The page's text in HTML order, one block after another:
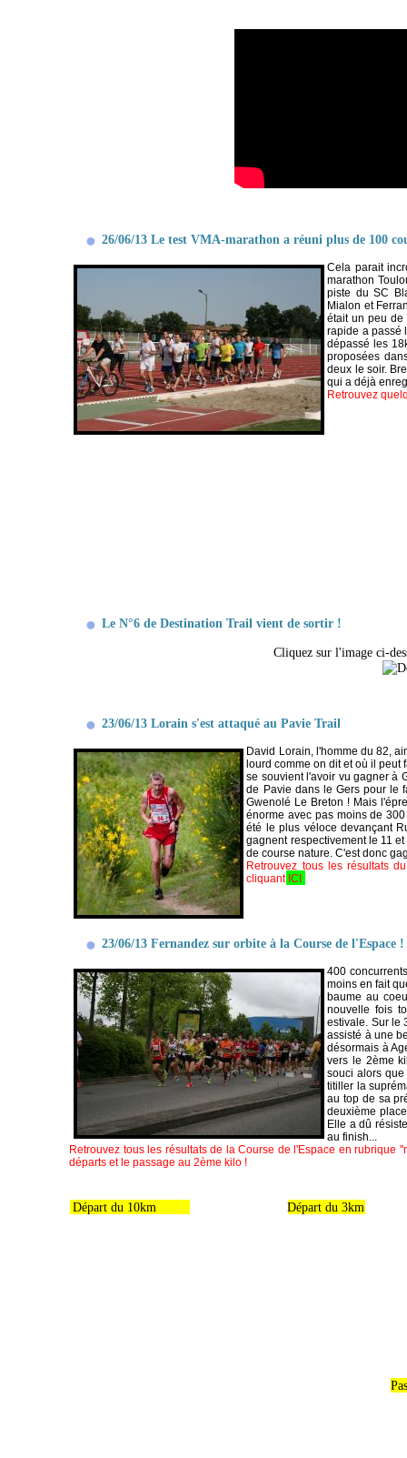
26/06/13 Le test VMA-marathon a réuni plus de 100
Cela parait
marathon
piste du SC
Mialon et
était un peu de
rapide a passé
dépassé les
proposées
deux le soir.
qui a déjà
Retrouvez
Le N°6 de Destination Trail vient de sortir !
Cliquez sur l'image ci-
23/06/13 Lorain s'est attaqué au Pavie Trail
David Lorain, l'homme du 82,
lourd comme on dit et où il
se souvient l'avoir vu gagner à
de Pavie dans le Gers pour le
Gwenolé Le Breton ! Mais
énorme avec pas moins de
été le plus véloce devançant
gagnent respectivement le 11
de course nature. C'est donc
Retrouvez tous les résultats
cliquant ICI
23/06/13 Fernandez sur orbite à la Course de l'Espace !
400
moins en fait
baume au
nouvelle fois
estivale. Sur le
assisté à une
désormais à
vers le 2ème
souci alors
titiller la
au top de sa
deuxième
Elle a dû
au finish...
Retrouvez tous les résultats de la Course de l'Espace en rubrique
départs et le passage au 2ème kilo !
Départ du 10km Départ du 3km